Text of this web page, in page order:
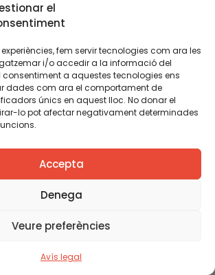
el
experiències, fem servir tecnologies com ara les
i/o accedir a la informació del
consentiment a aquestes tecnologies ens
dades com ara el comportament de
únics en aquest lloc. No donar el
lo pot afectar negativament determinades
Accepta
Denega
Veure preferències
Avís legal
mares i pares en la millora de